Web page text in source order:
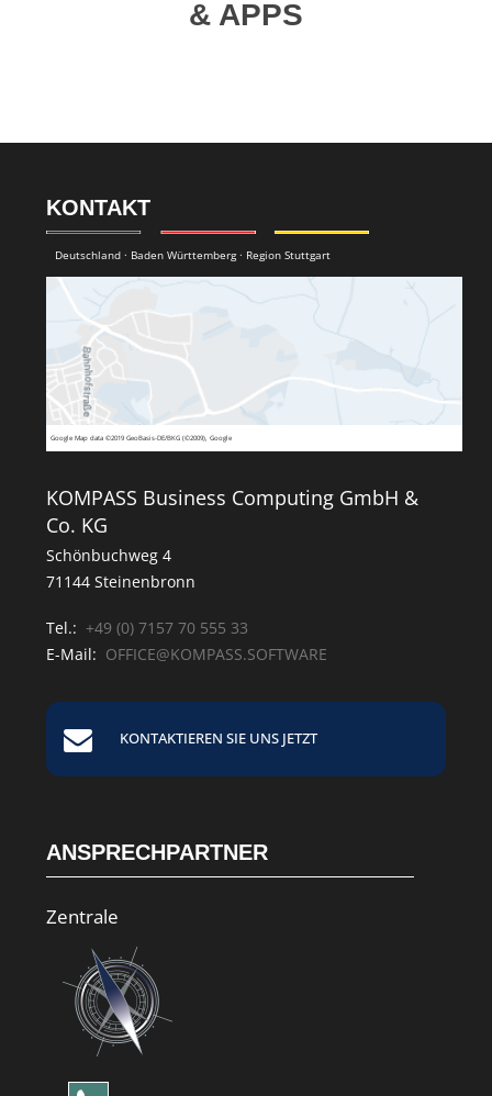
& APPS
KONTAKT
Deutschland · Baden Württemberg · Region Stuttgart
Google Map data ©2019 GeoBasis-DE/BKG (©2009), Google
KOMPASS Business Computing GmbH &
Co. KG
Schönbuchweg 4
71144 Steinenbronn
Tel.: +49 (0) 7157 70 555 33
E-Mail: OFFICE@KOMPASS.SOFTWARE
KONTAKTIEREN SIE UNS JETZT
ANSPRECHPARTNER
Zentrale